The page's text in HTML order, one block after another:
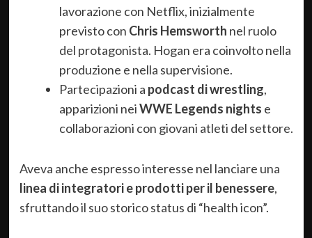
lavorazione con Netflix, inizialmente
previsto con Chris Hemsworth nel ruolo
del protagonista. Hogan era coinvolto nella
produzione e nella supervisione.
Partecipazioni a podcast di wrestling,
apparizioni neiWWE Legends nights e
collaborazioni con giovani atleti del settore.
Aveva anche espresso interesse nel lanciare una
linea di integratori e prodotti per il benessere,
sfruttando il suo storico status di “health icon”.